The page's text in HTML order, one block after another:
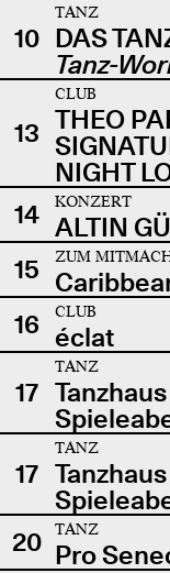
10
TANZ
DAS
Tanz-
13
CLUB
THEO
NIGHT
14
KONZERT
ALTIN
15
ZUM
16
CLUB
éclat
17
TANZ
17
TANZ
20
TANZ
Pro